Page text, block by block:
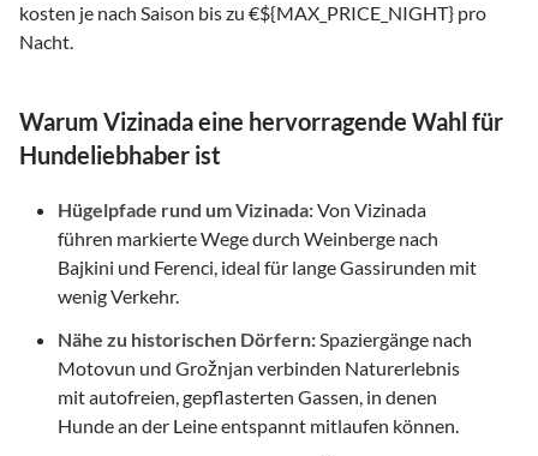
kosten je nach Saison bis zu €${MAX_PRICE_NIGHT} pro
Nacht.
Warum Vizinada eine hervorragende Wahl für
Hundeliebhaber ist
Hügelpfade rund um Vizinada:Von Vizinada
führen markierte Wege durch Weinberge nach
Bajkini und Ferenci, ideal für lange Gassirunden mit
wenig Verkehr.
Nähe zu historischen Dörfern:Spaziergänge nach
Motovun und Grožnjan verbinden Naturerlebnis
mit autofreien, gepflasterten Gassen, in denen
Hunde an der Leine entspannt mitlaufen können.